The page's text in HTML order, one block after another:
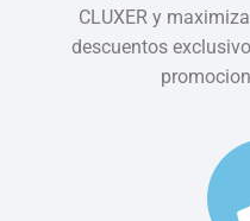
CLUXER y
descuentos